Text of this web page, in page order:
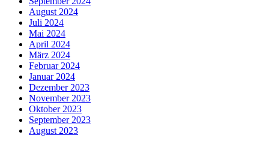
August 2024
Juli 2024
Mai 2024
April 2024
März 2024
Februar 2024
Januar 2024
Dezember 2023
November 2023
Oktober 2023
September 2023
August 2023